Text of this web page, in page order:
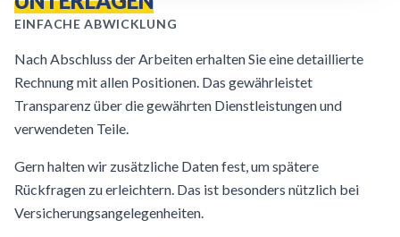
EINFACHE ABWICKLUNG
Nach Abschluss der Arbeiten erhalten Sie eine detaillierte
Rechnung mit allen Positionen. Das gewährleistet
Transparenz über die gewährten Dienstleistungen und
verwendeten Teile.
Gern halten wir zusätzliche Daten fest, um spätere
Rückfragen zu erleichtern. Das ist besonders nützlich bei
Versicherungsangelegenheiten.